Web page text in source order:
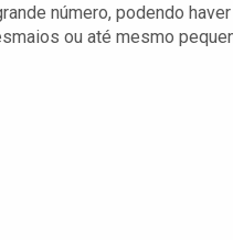
número, podendo
ou até mesmo